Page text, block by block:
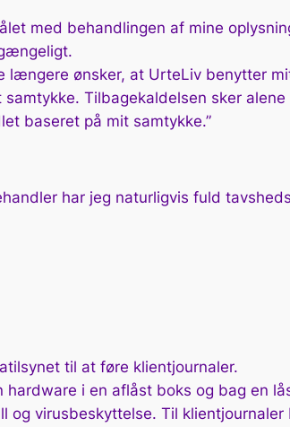
med behandlingen af mine
længere ønsker, at UrteLiv benytter
Tilbagekaldelsen sker
baseret på mit samtykke.”
har jeg naturligvis fuld
til at føre klientjournaler.
hardware i en aflåst boks og bag en
og virusbeskyttelse. Til